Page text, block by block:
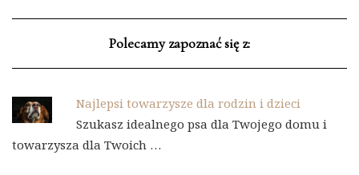
Polecamy zapoznać się z:
Najlepsi towarzysze dla rodzin i dzieci
Szukasz idealnego psa dla Twojego domu i
towarzysza dla Twoich …